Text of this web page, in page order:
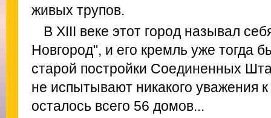
живых трупов.
В XIII веке этот город называл
Новгород", и его кремль уже тогда
старой постройки Соединенных
не испытывают никакого уважения
осталось всего 56 домов...